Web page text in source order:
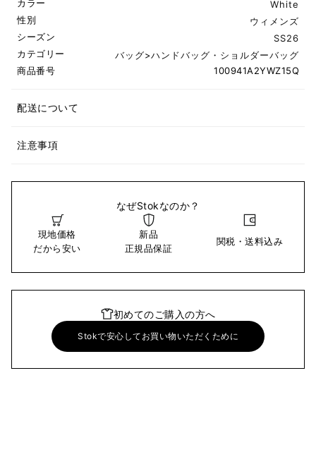
カラー
White
性別
ウィメンズ
シーズン
SS26
カテゴリー
バッグ>ハンドバッグ・ショルダーバッグ
商品番号
100941A2YWZ15Q
配送について
注意事項
なぜStokなのか？
現地価格
だから安い
新品
正規品保証
関税・送料込み
初めてのご購入の方へ
Stokで安心してお買い物いただくために